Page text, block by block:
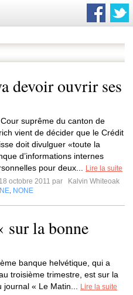
devoir ouvrir ses
suprême du canton de
vient de décider que le Crédit
doit divulguer «toute la
d’informations internes
pour deux...
Lire la suite
octobre 2011 par
Kalvin Whiteoak
NONE
sur la bonne
banque helvétique, qui a
troisième trimestre, est sur la
« Le Matin...
Lire la suite